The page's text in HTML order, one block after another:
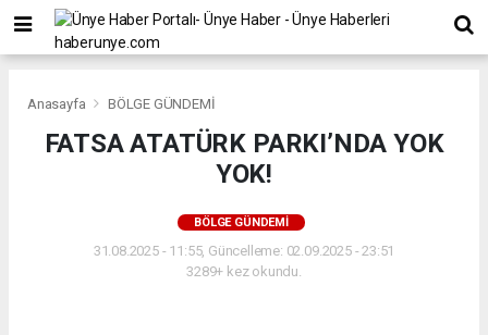
Anasayfa BÖLGE GÜNDEMİ
FATSA ATATÜRK PARKI’NDA YOK
YOK!
BÖLGE GÜNDEMİ
31.08.2025 - 11:55, Güncelleme: 02.09.2025 - 23:51
3289+ kez okundu.